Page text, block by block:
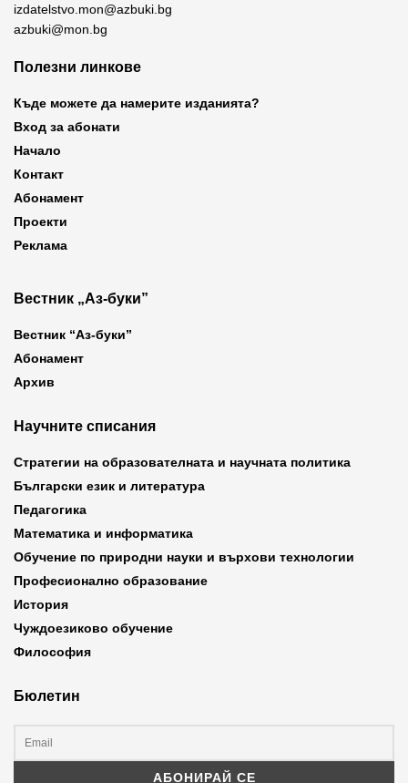
izdatelstvo.mon@azbuki.bg
azbuki@mon.bg
Полезни линкове
Къде можете да намерите изданията?
Вход за абонати
Начало
Контакт
Абонамент
Проекти
Реклама
Вестник „Аз-буки”
Вестник “Аз-буки”
Абонамент
Архив
Научните списания
Стратегии на образователната и научната политика
Български език и литература
Педагогика
Математика и информатика
Обучение по природни науки и върхови технологии
Професионално образование
История
Чуждоезиково обучение
Философия
Бюлетин